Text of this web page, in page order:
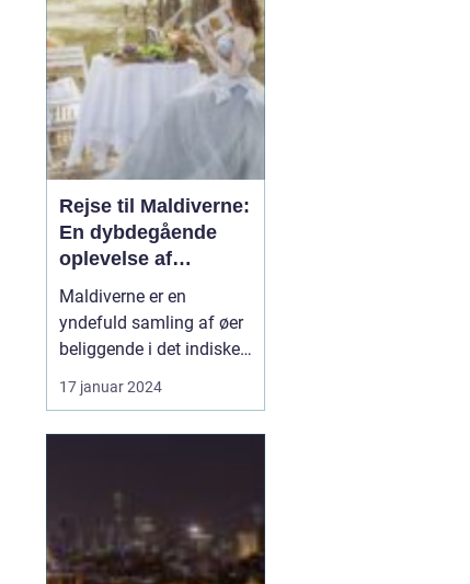
strande, smukke
rismarker og unikke
kultur byder Bali på en
opleve...
Rejse til Maldiverne:
En dybdegående
oplevelse af
paradisets skønhed
og historie
Maldiverne er en
yndefuld samling af øer
beliggende i det indiske
ocean, og tilbyder en
uforglemmelig
turkisblå vand, hvide
sandstrande og
fantastiske dyreliv, er
17 januar 2024